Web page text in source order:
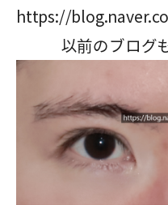
https://
以前のブログ